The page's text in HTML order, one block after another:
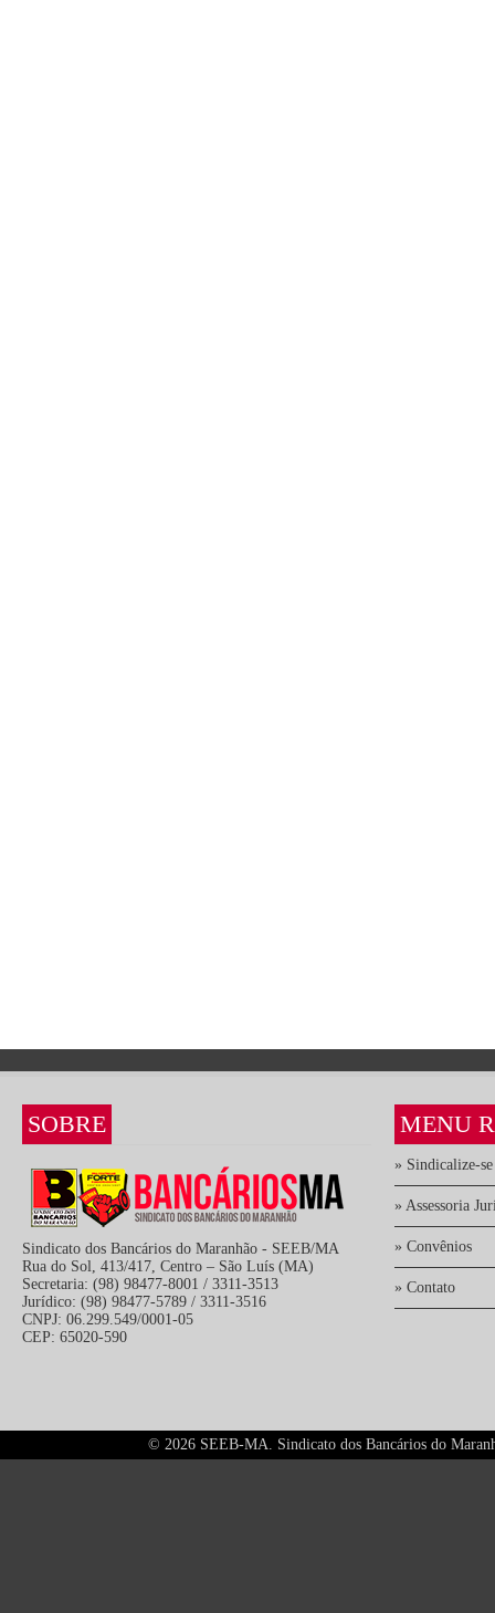
SOBRE
Sindicato dos Bancários do Maranhão - SEEB/MA
Rua do Sol, 413/417, Centro – São Luís (MA)
Secretaria: (98) 98477-8001 / 3311-3513
Jurídico: (98) 98477-5789 / 3311-3516
CNPJ: 06.299.549/0001-05
CEP: 65020-590
MENU
» Sindicalize-se
» Assessoria
» Convênios
» Contato
© 2026 SEEB-MA. Sindicato dos Bancários do